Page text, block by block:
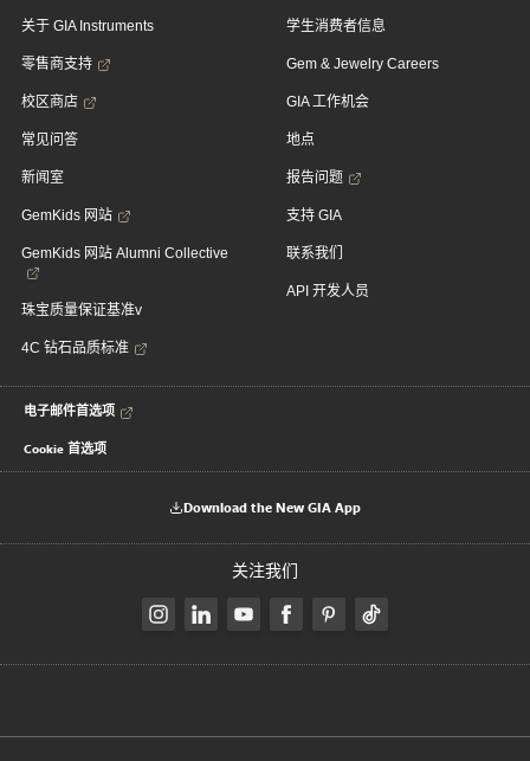
关于 GIA Instruments
零售商支持
校区商店
常见问答
新闻室
GemKids 网站
GemKids 网站 Alumni Collective
珠宝质量保证基准v
4C 钻石品质标准
学生消费者信息
Gem & Jewelry Careers
GIA 工作机会
地点
报告问题
支持 GIA
联系我们
API 开发人员
电子邮件首选项
Cookie 首选项
Download the New GIA App
关注我们